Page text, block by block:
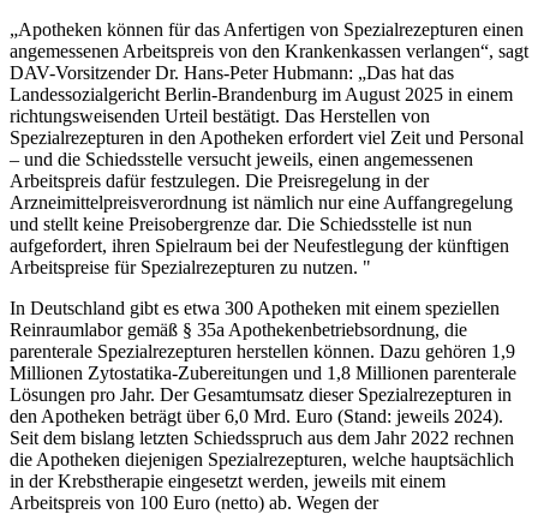
„Apotheken können für das Anfertigen von Spezialrezepturen einen
angemessenen Arbeitspreis von den Krankenkassen verlangen“, sagt
DAV-Vorsitzender Dr. Hans-Peter Hubmann: „Das hat das
Landessozialgericht Berlin-Brandenburg im August 2025 in einem
richtungsweisenden Urteil bestätigt. Das Herstellen von
Spezialrezepturen in den Apotheken erfordert viel Zeit und Personal
– und die Schiedsstelle versucht jeweils, einen angemessenen
Arbeitspreis dafür festzulegen. Die Preisregelung in der
Arzneimittelpreisverordnung ist nämlich nur eine Auffangregelung
und stellt keine Preisobergrenze dar. Die Schiedsstelle ist nun
aufgefordert, ihren Spielraum bei der Neufestlegung der künftigen
Arbeitspreise für Spezialrezepturen zu nutzen. "
In Deutschland gibt es etwa 300 Apotheken mit einem speziellen
Reinraumlabor gemäß § 35a Apothekenbetriebsordnung, die
parenterale Spezialrezepturen herstellen können. Dazu gehören 1,9
Millionen Zytostatika-Zubereitungen und 1,8 Millionen parenterale
Lösungen pro Jahr. Der Gesamtumsatz dieser Spezialrezepturen in
den Apotheken beträgt über 6,0 Mrd. Euro (Stand: jeweils 2024).
Seit dem bislang letzten Schiedsspruch aus dem Jahr 2022 rechnen
die Apotheken diejenigen Spezialrezepturen, welche hauptsächlich
in der Krebstherapie eingesetzt werden, jeweils mit einem
Arbeitspreis von 100 Euro (netto) ab. Wegen der